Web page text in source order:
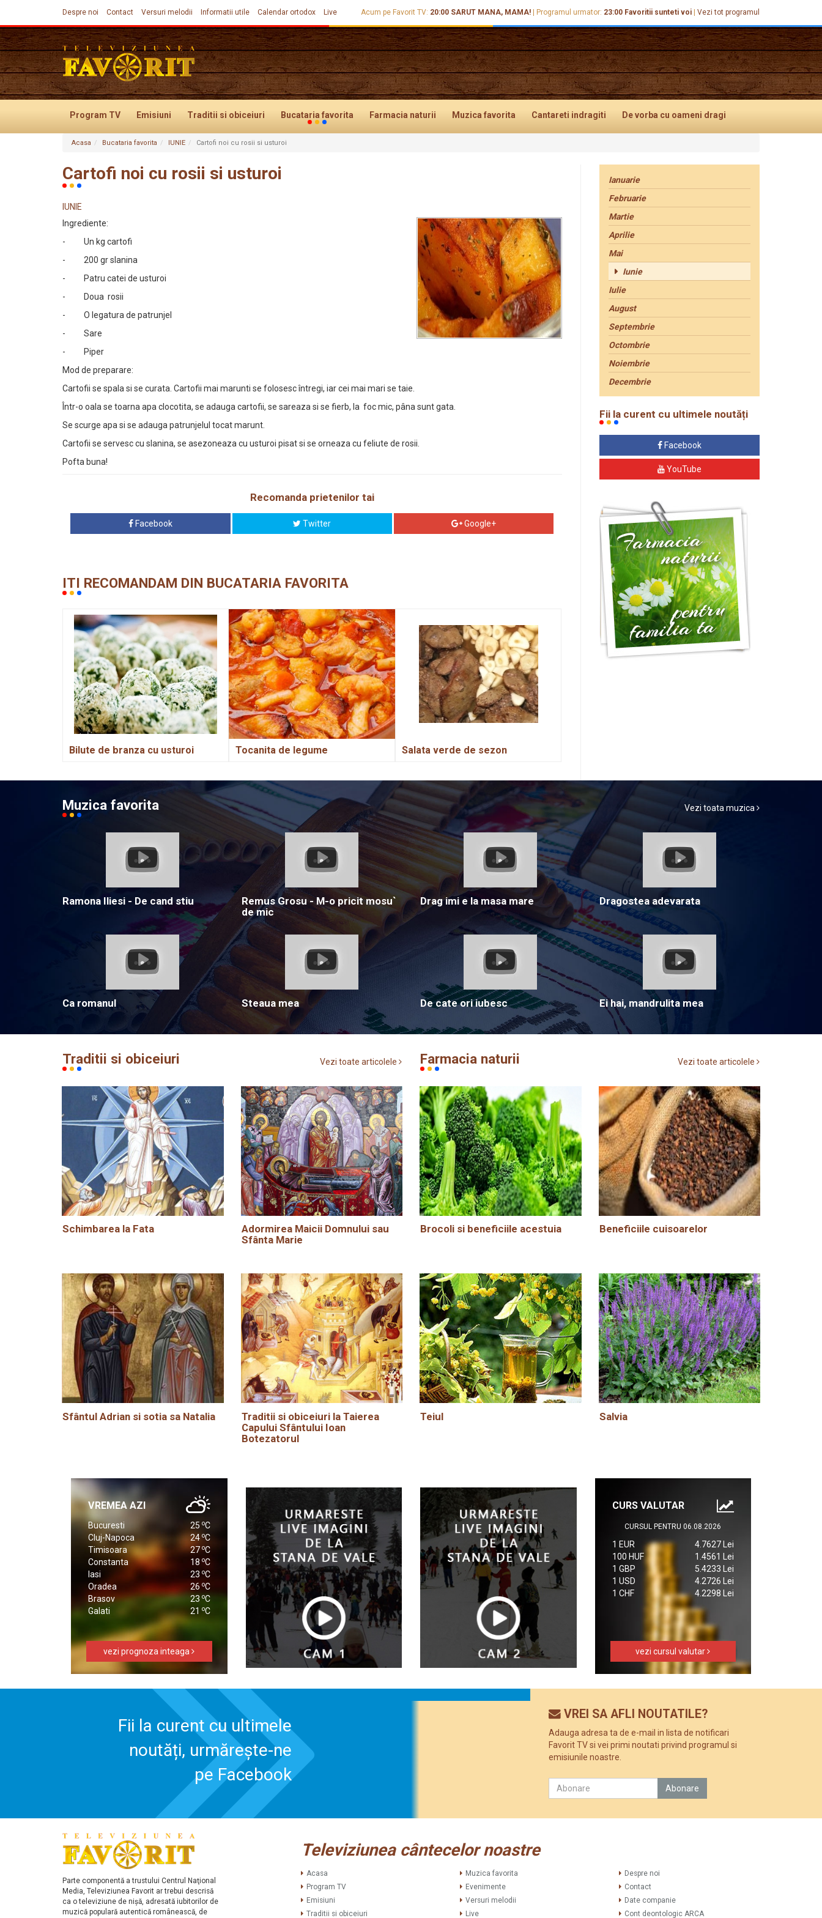
Despre noi Contact Versuri melodii Informatii utile Calendar ortodox Live Acum pe Favorit TV: 20:00 SARUT MANA, MAMA! Programul urmator: 23:00 Favoritii sunteti voi Vezi tot programul
Program TV Emisiuni Traditii si obiceiuri Bucataria favorita Farmacia naturii Muzica favorita Cantareti indragiti De vorba cu oameni dragi
Evenimente
Acasa Bucataria favorita IUNIE Cartofi noi cu rosii si usturoi
Cartofi noi cu rosii si usturoi
IUNIE
Ingrediente:
- Un kg cartofi
- 200 gr slanina
- Patru catei de usturoi
- Doua rosii
- O legatura de patrunjel
- Sare
- Piper
Mod de preparare:
Cartofii se spala si se curata. Cartofii mai marunti se folosesc întregi, iar cei mai mari se taie.
Într-o oala se toarna apa clocotita, se adauga cartofii, se sareaza si se fierb, la foc mic, pâna sunt gata.
Se scurge apa si se adauga patrunjelul tocat marunt.
Cartofii se servesc cu slanina, se asezoneaza cu usturoi pisat si se orneaza cu feliute de rosii.
Pofta buna!
Recomanda prietenilor tai
Facebook Twitter Google+
ITI RECOMANDAM DIN BUCATARIA FAVORITA
Bilute de branza cu usturoi Tocanita de legume Salata verde de sezon
Ianuarie
Februarie
Martie
Aprilie
Mai
Iunie
Iulie
August
Septembrie
Octombrie
Noiembrie
Decembrie
Fii la curent cu ultimele noutăți
Facebook
YouTube
Muzica favorita Vezi toata muzica
Ramona Iliesi - De cand stiu
Remus Grosu - M-o pricit mosu`
de mic
Drag imi e la masa mare Dragostea adevarata
Ca romanul Steaua mea De cate ori iubesc Ei hai, mandrulita mea
Traditii si obiceiuri Vezi toate articolele
Schimbarea la Fata
Adormirea Maicii Domnului sau
Sfânta Marie
Sfântul Adrian si sotia sa Natalia
Traditii si obiceiuri la Taierea
Capului Sfântului Ioan
Botezatorul
Farmacia naturii Vezi toate articolele
Brocoli si beneficiile acestuia Beneficiile cuisoarelor
Teiul Salvia
VREMEA AZI
Bucuresti 25 oC
Cluj-Napoca
24 oC
Timisoara
27oC
Constanta
18 oC
Iasi
23 oC
Oradea
26 oC
Brasov
23 oC
Galati
21 oC
vezi prognoza inteaga
CURS VALUTAR
CURSUL PENTRU 06.08.2026
1 EUR
4.7627 Lei
100 HUF
1.4561 Lei
1 GBP
5.4233 Lei
1 USD
4.2726 Lei
1 CHF
4.2298 Lei
vezi cursul valutar
Fii la curent cu ultimele
noutăți, urmărește-ne
pe Facebook
VREI SA AFLI NOUTATILE?
Adauga adresa ta de e-mail in lista de notificari
Favorit TV si vei primi noutati privind programul si
emisiunile noastre.
Parte componentă a trustului Centrul Naţional
Media, Televiziunea Favorit ar trebui descrisă
ca o televiziune de nişă, adresată iubitorilor de
muzică populară autentică românească, de
Televiziunea cântecelor noastre
Acasa
Program TV
Emisiuni
Traditii si obiceiuri
Muzica favorita
Evenimente
Versuri melodii
Live
Despre noi
Contact
Date companie
Cont deontologic ARCA